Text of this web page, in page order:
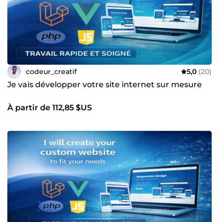
codeur_creatif 5,0 (20)
Je vais développer votre site internet sur mesure
À partir de 112,85 $US